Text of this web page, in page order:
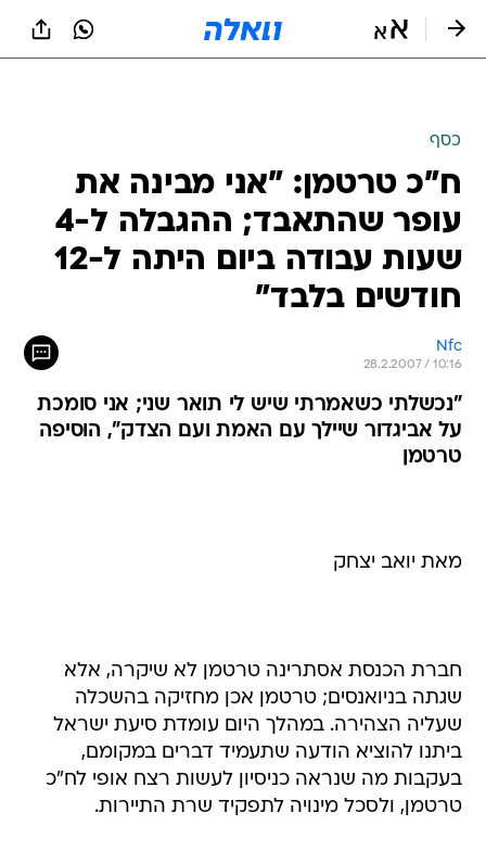
כסף
ח"כ טרטמן: "אני מבינה את
עופר שהתאבד; ההגבלה ל-4
שעות עבודה ביום היתה ל-12
חודשים בלבד"
Nfc
28.2.2007 / 10:16
"נכשלתי כשאמרתי שיש לי תואר שני; אני סומכת
על אביגדור שיילך עם האמת ועם הצדק", הוסיפה
טרטמן
מאת יואב יצחק
חברת הכנסת אסתרינה טרטמן לא שיקרה, אלא
שגתה בניואנסים; טרטמן אכן מחזיקה בהשכלה
שעליה הצהירה. במהלך היום עומדת סיעת ישראל
ביתנו להוציא הודעה שתעמיד דברים במקומם,
בעקבות מה שנראה כניסיון לעשות רצח אופי לח"כ
טרטמן, ולסכל מינויה לתפקיד שרת התיירות.